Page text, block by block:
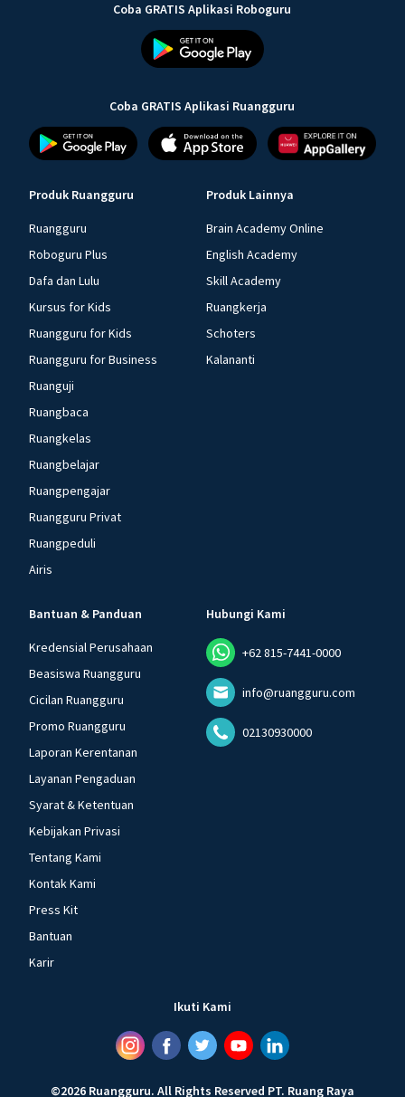
Coba GRATIS Aplikasi Roboguru
Coba GRATIS Aplikasi Ruangguru
Produk Ruangguru
Ruangguru
Roboguru Plus
Dafa dan Lulu
Kursus for Kids
Ruangguru for Kids
Ruangguru for Business
Ruanguji
Ruangbaca
Ruangkelas
Ruangbelajar
Ruangpengajar
Ruangguru Privat
Ruangpeduli
Airis
Produk Lainnya
Brain Academy Online
English Academy
Skill Academy
Ruangkerja
Schoters
Kalananti
Bantuan & Panduan
Kredensial Perusahaan
Beasiswa Ruangguru
Cicilan Ruangguru
Promo Ruangguru
Laporan Kerentanan
Layanan Pengaduan
Syarat & Ketentuan
Kebijakan Privasi
Tentang Kami
Kontak Kami
Press Kit
Bantuan
Karir
Hubungi Kami
+62 815-7441-0000
info@ruangguru.com
02130930000
Ikuti Kami
©2026 Ruangguru. All Rights Reserved PT. Ruang Raya